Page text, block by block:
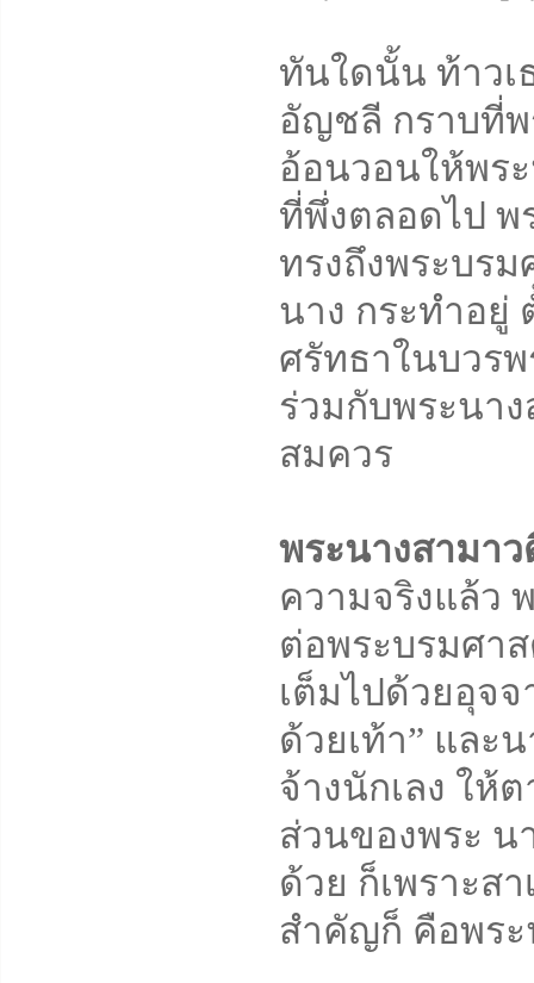
ทันใดนั้น ท้าวเ
อัญชลี กราบที่พ
อ้อนวอนให้พร
ที่พึ่งตลอดไป พ
ทรงถึงพระบร
นาง กระทำอยู่
ศรัทธาในบวร
ร่วมกับพระนา
สมควร
พระนางสามา
ความจริงแล้ว
ต่อพระบรมศา
เต็มไปด้วยอุจ
ด้วยเท้า” และ
จ้างนักเลง ให้
ส่วนของพระ น
ด้วย ก็เพราะส
สำคัญก็ คือพร